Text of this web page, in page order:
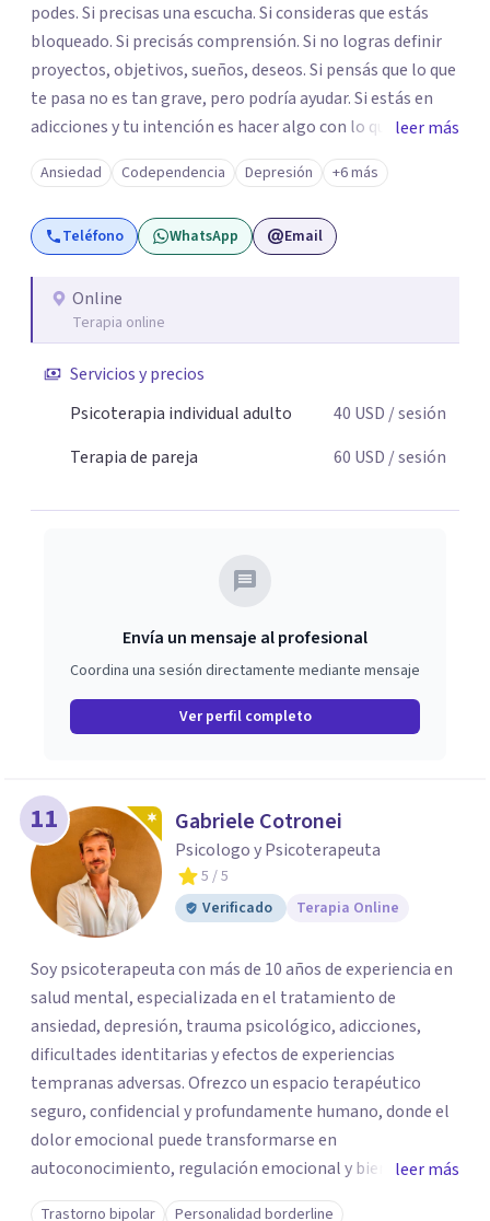
podes. Si precisas una escucha. Si consideras que estás
bloqueado. Si precisás comprensión. Si no logras definir
proyectos, objetivos, sueños, deseos. Si pensás que lo que
te pasa no es tan grave, pero podría ayudar. Si estás en
adicciones y tu intención es hacer algo con lo que te está
pasando. No dudes en comunicarte a fin de comenzar a
resolver la situación que está generando esa angustia.
leer más
Ansiedad Codependencia Depresión +6 más
Teléfono WhatsApp Email
Online
Terapia online
Servicios y precios
Psicoterapia individual adulto
40 USD / sesión
Terapia de pareja
60 USD / sesión
Envía un mensaje al profesional
Coordina una sesión directamente mediante mensaje
Ver perfil completo
11 Gabriele Cotronei
Psicologo y Psicoterapeuta
5 / 5
Verificado
Terapia Online
Soy psicoterapeuta con más de 10 años de experiencia en
salud mental, especializada en el tratamiento de
ansiedad, depresión, trauma psicológico, adicciones,
dificultades identitarias y efectos de experiencias
tempranas adversas. Ofrezco un espacio terapéutico
seguro, confidencial y profundamente humano, donde el
dolor emocional puede transformarse en
autoconocimiento, regulación emocional y bienestar.
Trabajo desde un enfoque integrativo que combina
leer más
Trastorno bipolar Personalidad borderline